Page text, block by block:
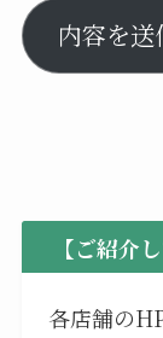
内容を送
【ご紹介
各店舗の